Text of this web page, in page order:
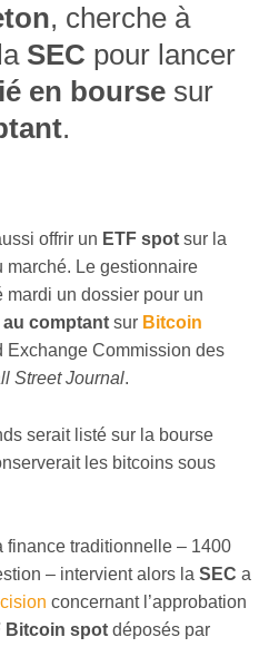
, cherche à
SEC pour lancer
en bourse sur
.
offrir un ETF spot sur la
marché. Le gestionnaire
mardi un dossier pour un
comptant sur Bitcoin
Exchange Commission des
Street Journal.
serait listé sur la bourse
les bitcoins sous
finance traditionnelle – 1400
– intervient alors la SEC a
concernant l’approbation
Bitcoin spot déposés par